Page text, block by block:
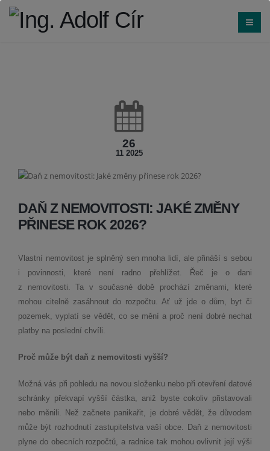
26
11 2025
DAŇ Z NEMOVITOSTI: JAKÉ ZMĚNY
PŘINESE ROK 2026?
Vlastní nemovitost je splněný sen mnoha lidí, ale přináší s sebou
i povinnosti, které není radno přehlížet. Řeč je o dani
z nemovitosti. Ta v současné době prochází změnami, které
mohou citelně zasáhnout do rozpočtu. Ať už jde o dům, byt či
pozemek, vyplatí se vědět, co se mění a proč není dobré nechat
platby na poslední chvíli.
Proč může být daň z nemovitosti vyšší?
Možná vás při pohledu na novou složenku nebo při otevření datové
schránky překvapí vyšší částka, aniž byste cokoliv přistavovali
nebo měnili. Než začnete panikařit, je dobré vědět, že důvodem
může být rozhodnutí zastupitelstva vaší obce. Daň z nemovitosti
plyne do obecních rozpočtů, a radnice tak mohou ovlivnit její výši